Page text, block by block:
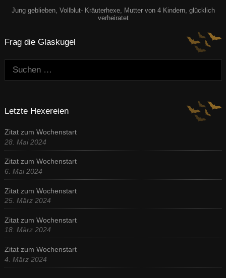
Jung geblieben, Vollblut- Kräuterhexe, Mutter von 4 Kindern, glücklich
verheiratet
Frag die Glaskugel
Suchen:
Letzte Hexereien
Zitat zum Wochenstart
28. Mai 2024
Zitat zum Wochenstart
6. Mai 2024
Zitat zum Wochenstart
25. März 2024
Zitat zum Wochenstart
18. März 2024
Zitat zum Wochenstart
4. März 2024